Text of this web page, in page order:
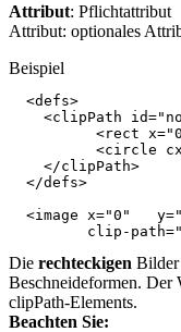
Attribut: Pflichtattribut
Attribut: optionales
Beispiel
<defs>
<clipPath
id=
<rect
x=
<circle
</clipPath>
</defs>
<image
x="0" y=
clip-path=
Die rechteckigen Bilder
Beschneideformen. Der
clipPath-Elements.
Beachten Sie: